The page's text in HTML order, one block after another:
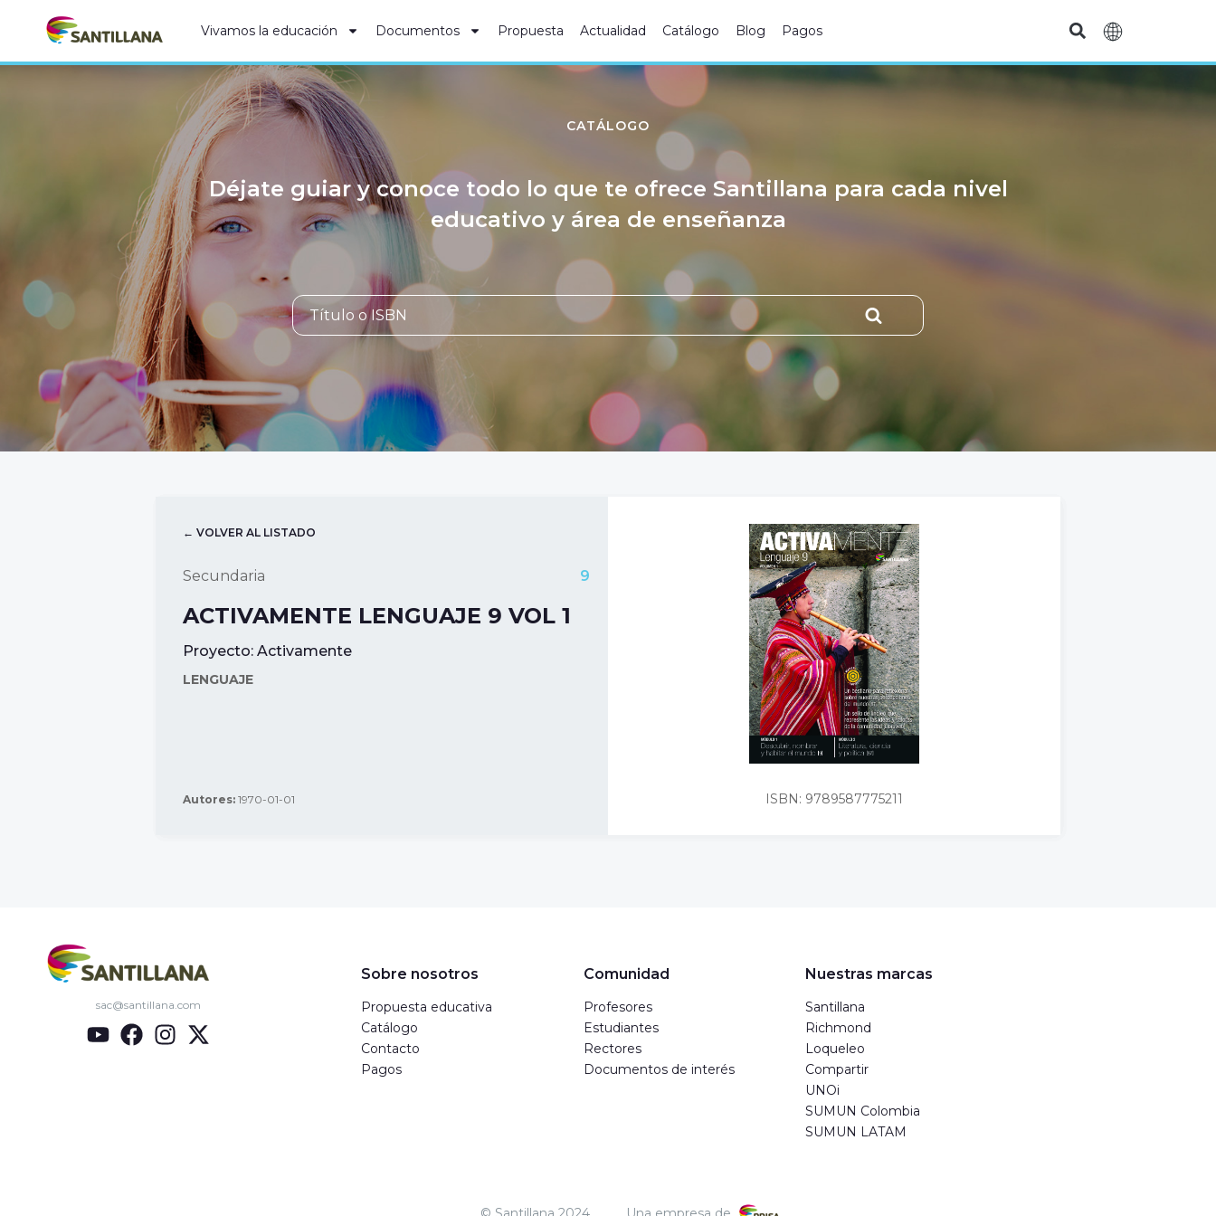
Vivamos la educación Documentos Propuesta Actualidad Catálogo Blog Pagos
CATÁLOGO
Déjate guiar y conoce todo lo que te ofrece Santillana para cada nivel
educativo y área de enseñanza
← VOLVER AL LISTADO
Secundaria 9
ACTIVAMENTE LENGUAJE 9 VOL 1
Proyecto: Activamente
LENGUAJE
Autores: 1970-01-01 ISBN: 9789587775211
sac@santillana.com
Sobre nosotros
Propuesta educativa
Catálogo
Contacto
Pagos
Comunidad
Profesores
Estudiantes
Rectores
Documentos de interés
Nuestras marcas
Santillana
Richmond
Loqueleo
Compartir
UNOi
SUMUN Colombia
SUMUN LATAM